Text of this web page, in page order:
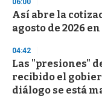
06:00
Así abre la
agosto de 2026
04:42
Las "presiones"
recibido el
diálogo se está